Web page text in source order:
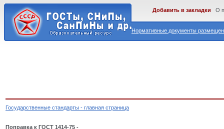
Нормативные документы
Добавить в закладки О
Государственные стандарты - главная страница
Поправка к ГОСТ 1414-75 -